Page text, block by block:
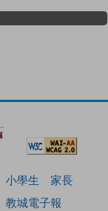
小學生
家長
教城電子報